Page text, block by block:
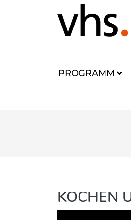
PROGRAMM
KOCHEN